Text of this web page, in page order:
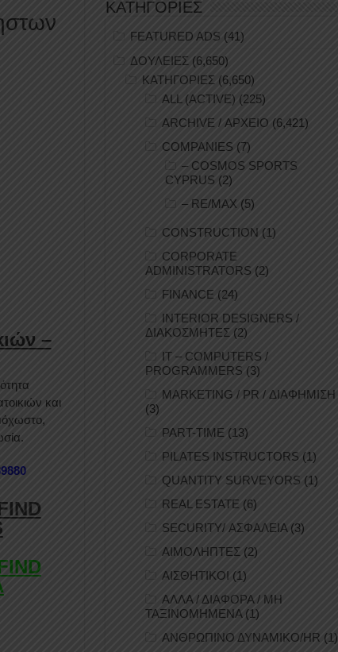
–
και
ΚΑΤΗΓΟΡΙΕΣ
FEATURED ADS (41)
ΔΟΥΛΕΙΕΣ (6,650)
ΚΑΤΗΓΟΡΙΕΣ (6,650)
ALL (ACTIVE) (225)
ARCHIVE / ΑΡΧΕΙΟ (6,421)
COMPANIES (7)
– COSMOS SPORTS
CYPRUS (2)
– RE/MAX (5)
CONSTRUCTION (1)
CORPORATE
ADMINISTRATORS (2)
FINANCE (24)
INTERIOR DESIGNERS /
ΔΙΑΚΟΣΜΗΤΕΣ (2)
IT – COMPUTERS /
PROGRAMMERS (3)
MARKETING / PR / ΔΙΑΦΗΜΙΣΗ
(3)
PART-TIME (13)
PILATES INSTRUCTORS (1)
QUANTITY SURVEYORS (1)
REAL ESTATE (6)
SECURITY/ ΑΣΦΑΛΕΙΑ(3)
ΑΙΜΟΛΗΠΤΕΣ (2)
ΑΙΣΘΗΤΙΚΟΙ (1)
ΑΛΛΑ / ΔΙΑΦΟΡΑ / ΜΗ
ΤΑΞΙΝΟΜΗΜΕΝΑ(1)
ΑΝΘΡΩΠΙΝΟ ΔΥΝΑΜΙΚΟ/HR (1)